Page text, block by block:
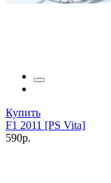
Купить
F1 2011 [PS Vita]
590р.